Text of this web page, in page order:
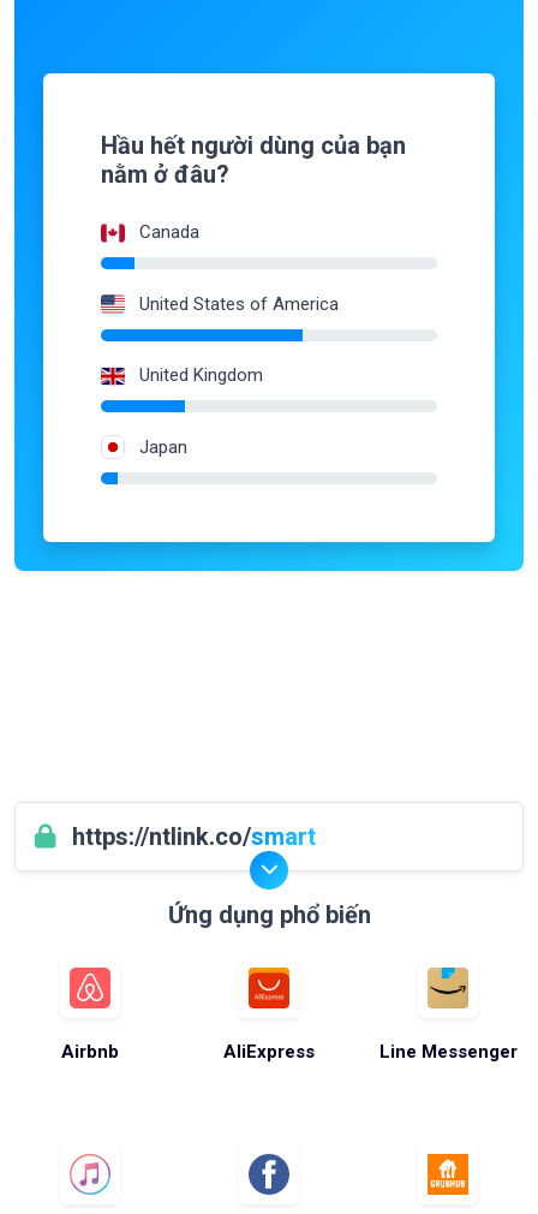
Hầu hết người dùng của bạn
nằm ở đâu?
Canada
United States of America
United Kingdom
Japan
https://ntlink.co/smart
Ứng dụng phổ biến
Airbnb AliExpress Line Messenger